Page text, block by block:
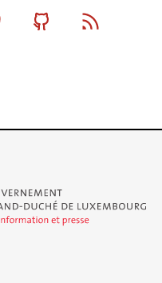
MastodonGithub